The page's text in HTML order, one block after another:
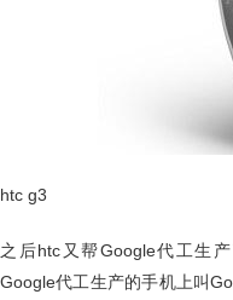
htc g3
之后htc又帮Google代工生
Google代工生产的手机上叫